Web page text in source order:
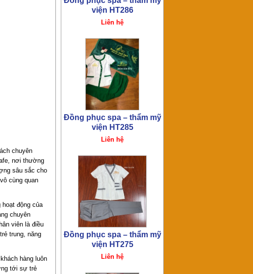
chuyên
nơi thường
sâu sắc cho
cùng quan
hoạt động của
chuyên
viên là điều
trung, năng
hàng luôn
tới sự trẻ
Đồng phục spa – thẩm mỹ
viện HT275
Liên hệ
Đồng phục spa – thẩm mỹ
viện HT273
Liên hệ